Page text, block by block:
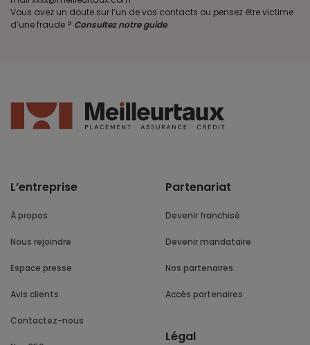
Vous avez un doute sur l’un de vos contacts ou pensez être victime
d’une fraude ? Consultez notre guide.
L’entreprise
À propos
Nous rejoindre
Espace presse
Avis clients
Contactez-nous
Partenariat
Devenir franchisé
Devenir mandataire
Nos partenaires
Accès partenaires
Légal